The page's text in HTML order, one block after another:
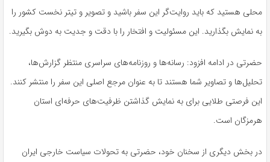
محلی هستید که باید روایت‌گر این سفر باشید و تصویر و تیتر نخست کشور را
به نمایش بگذارید. این مسئولیت و افتخار را با دقت و جدیت به دوش بگیرید.
حضرتی در ادامه افزود: رسانه‌ها و روزنامه‌های سراسری منتظر گزارش‌ها،
تحلیل‌ها و تصاویر شما هستند تا به عنوان مرجع اصلی این سفر را منتشر کنند.
این فرصتی طلایی برای به نمایش گذاشتن ظرفیت‌های حرفه‌ای استان
هرمزگان است.
در بخش دیگری از سخنان خود، حضرتی به تحولات سیاست خارجی ایران